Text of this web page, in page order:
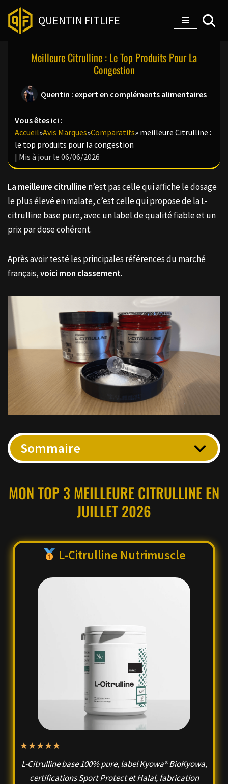
Aller
contenu
QUENTIN FITLIFE
Meilleure Citrulline : Le Top Produits Pour La
Congestion
Quentin : expert en compléments alimentaires
Vous êtes ici :
Accueil»Avis Marques»Comparatifs» meilleure Citrulline :
le top produits pour la congestion
| Mis à jour le 06/06/2026
La meilleure citrulline n’est pas celle qui affiche le dosage
le plus élevé en malate, c’est celle qui propose de la L-
citrulline base pure, avec un label de qualité fiable et un
prix par dose cohérent.
Après avoir testé les principales références du marché
français,voici mon classement.
Sommaire
MON TOP 3 MEILLEURE CITRULLINE EN
JUILLET 2026
L-Citrulline Nutrimuscle
★★★★★
L-Citrulline base 100% pure, label Kyowa® BioKyowa,
certifications Sport Protect et Halal, fabrication